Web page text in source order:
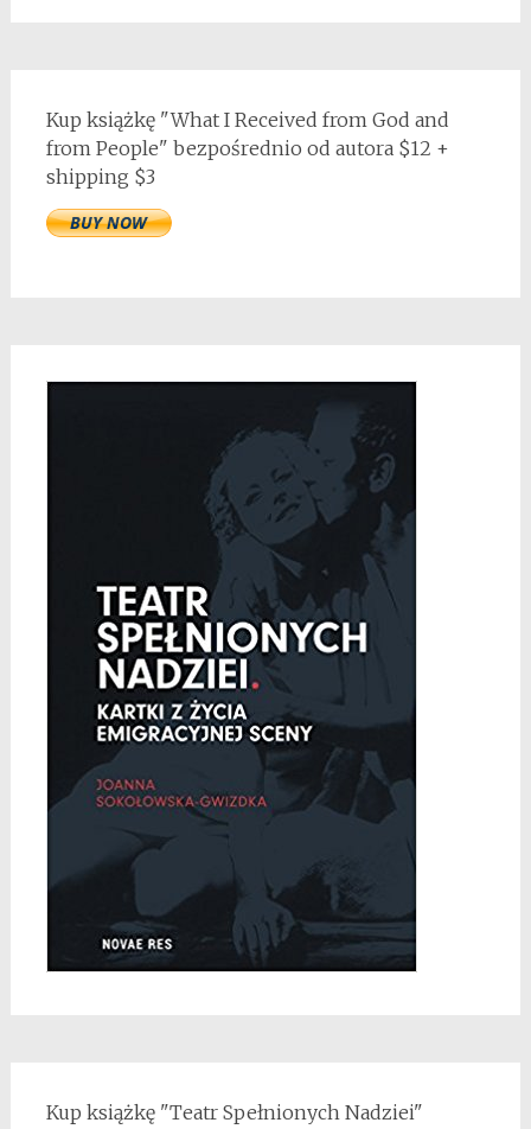
Kup książkę "What I Received from God and
from People" bezpośrednio od autora $12 +
shipping $3
Kup książkę "Teatr Spełnionych Nadziei"